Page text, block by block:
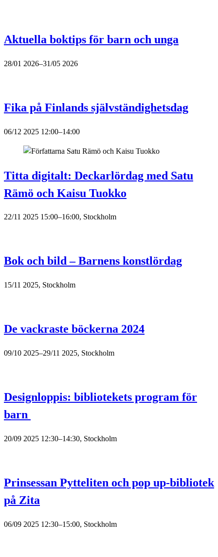
Aktuella boktips för barn och unga
28/01 2026–31/05 2026
Fika på Finlands självständighetsdag
06/12 2025 12:00–14:00
Titta digitalt: Deckarlördag med Satu
Rämö och Kaisu Tuokko
22/11 2025 15:00–16:00, Stockholm
Bok och bild – Barnens konstlördag
15/11 2025, Stockholm
De vackraste böckerna 2024
09/10 2025–29/11 2025, Stockholm
Designloppis: bibliotekets program för
barn
20/09 2025 12:30–14:30, Stockholm
Prinsessan Pytteliten och pop up-bibliotek
på Zita
06/09 2025 12:30–15:00, Stockholm